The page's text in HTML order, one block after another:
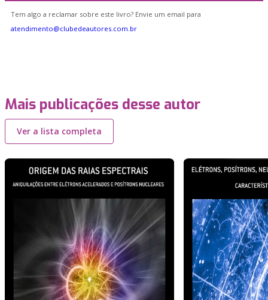
Tem algo a reclamar sobre este livro? Envie um email para
atendimento@clubedeautores.com.br
Mais publicações desse autor
Ver a lista completa